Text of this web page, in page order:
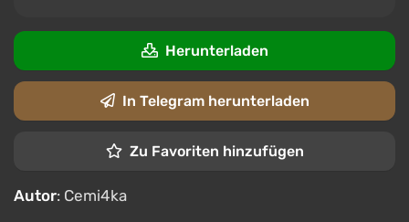
Herunterladen
In Telegram herunterladen
Zu Favoriten hinzufügen
Autor: Cemi4ka